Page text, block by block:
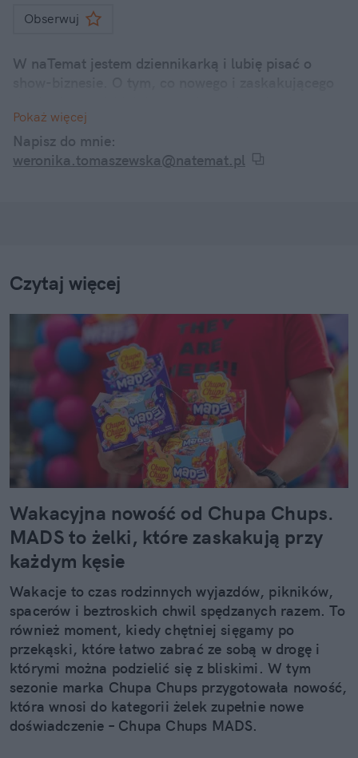
Obserwuj
W naTemat jestem dziennikarką i lubię pisać o
Internetowe dramy, kontrowersyjne wypowiedzi, a
także ciekawostki z życia codziennego znanych
twarzy – śledzę je wszystkie i informuję o nich w
Pokaż więcej
Napisz do mnie:
weronika.tomaszewska@natemat.pl
Czytaj więcej
Wakacyjna nowość od Chupa Chups.
MADS to żelki, które zaskakują przy
każdym kęsie
Wakacje to czas rodzinnych wyjazdów, pikników,
spacerów i beztroskich chwil spędzanych razem. To
również moment, kiedy chętniej sięgamy po
przekąski, które łatwo zabrać ze sobą w drogę i
którymi można podzielić się z bliskimi. W tym
sezonie marka Chupa Chups przygotowała nowość,
która wnosi do kategorii żelek zupełnie nowe
doświadczenie – Chupa Chups MADS.